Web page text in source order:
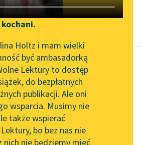
Zgłoś brak utworu
Narzędzia
Mapa Wolnych Lektur
Leśmianator
Przewodnik dla piszących i
czytających
Holtz i mam wielki
być ambasadorką
Lektury to dostęp
do bezpłatnych
publikacji. Ale oni
wsparcia. Musimy nie
także wspierać
bo bez nas nie
nich nie będziemy mieć
Burnett
Frances Hodgson Burnett
Mała księżniczka
Do rzadkości więc
należały ich odwiedziny